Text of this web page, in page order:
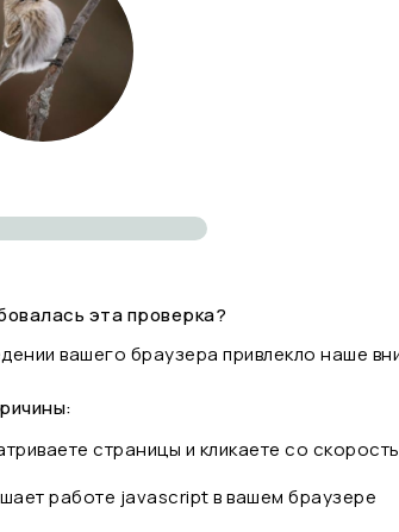
эта проверка?
вашего браузера привлекло наше
страницы и кликаете со
работе javascript в вашем браузере